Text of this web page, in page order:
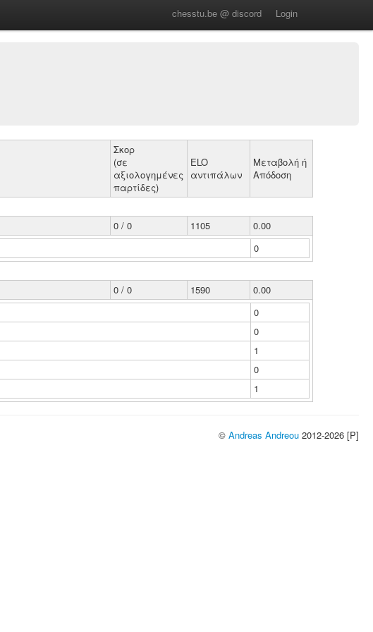
chesstu.be @ discord Login
Σκορ
(σε
αξιολογημένες
παρτίδες)
ELO
αντιπάλων
Μεταβολή ή
Απόδοση
0 / 0 1105
0.00
0
0 / 0 1590
0.00
0
0
1
0
1
© Andreas Andreou 2012-2026 [P]